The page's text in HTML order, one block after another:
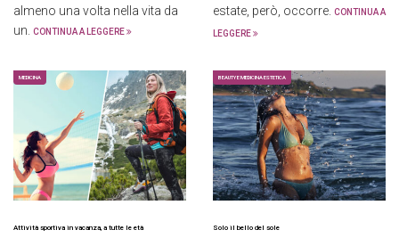
almeno una volta nella vita da
un. CONTINUA A LEGGERE
estate, però, occorre. CONTINUA A
LEGGERE
MEDICINA
Attività sportiva in vacanza, a tutte le età
BEAUTY E MEDICINA ESTETICA
Solo il bello del sole